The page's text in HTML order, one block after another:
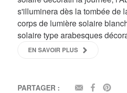
s'illuminera dès la tombée de
corps de lumière solaire
solaire type arabesques
EN SAVOIR PLUS
PARTAGER : EMAIL